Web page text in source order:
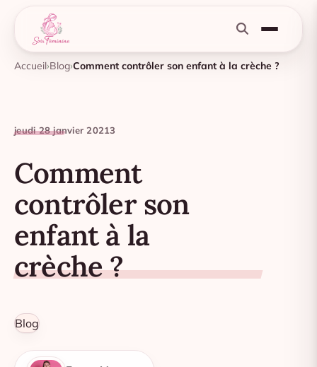
Accueil Blog Comment contrôler son enfant à la crèche ?
jeudi 28 janvier 20213
Comment
contrôler son
enfant à la
crèche ?
Blog